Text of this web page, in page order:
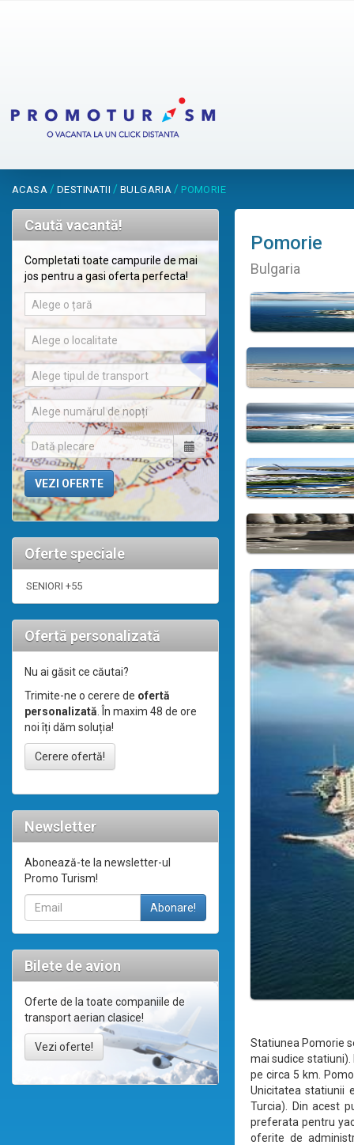
ACASA / DESTINATII / BULGARIA / POMORIE
Caută vacantă!
Completati toate campurile de mai
jos pentru a gasi oferta perfecta!
Alege o țară
Alege o localitate
Alege tipul de transport
Alege numărul de nopți
Oferte speciale
SENIORI +55
Ofertă personalizată
Nu ai găsit ce căutai?
Trimite-ne o cerere de ofertă
personalizată. În maxim 48 de ore
noi îți dăm soluția!
Cerere ofertă!
Newsletter
Abonează-te la newsletter-ul
Promo Turism!
Bilete de avion
Oferte de la toate companiile de
transport aerian clasice!
Vezi oferte!
Pomorie
Bulgaria
Statiunea Pomorie
mai sudice
pe circa 5 km.
Unicitatea statiunii
Turcia). Din acest
preferata pentru
oferite de